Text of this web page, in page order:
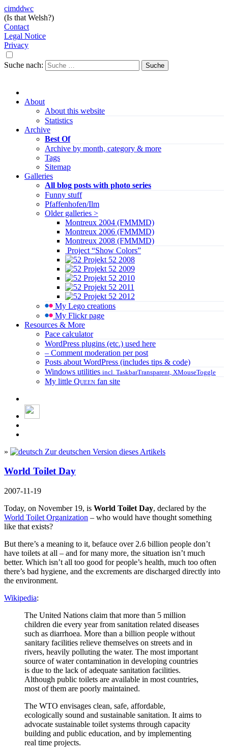
cimddwc
(Is that Welsh?)
Contact
Legal Notice
Privacy
Suche nach:
About
About this website
Statistics
Archive
Best Of
Archive by month, category & more
Tags
Sitemap
Galleries
All blog posts with photo series
Funny stuff
Pfaffenhofen/Ilm
Older galleries >
Montreux 2004 (FMMMD)
Montreux 2006 (FMMMD)
Montreux 2008 (FMMMD)
Project “Show Colors”
Projekt 52 2008
Projekt 52 2009
Projekt 52 2010
Projekt 52 2011
Projekt 52 2012
My Lego creations
My Flickr page
Resources & More
Pace calculator
WordPress plugins (etc.) used here
– Comment moderation per post
Posts about WordPress (includes tips & code)
Windows utilities incl. TaskbarTransparent, XMouseToggle
My little Queen fan site
» Zur deutschen Version dieses Artikels
World Toilet Day
2007-11-19
Today, on November 19, is World Toilet Day, declared by the
World Toilet Organization – who would have thought something
like that exists?
But there’s a meaning to it, befauce over 2.6 billion people don’t
have toilets at all – and for many more, the situation isn’t much
better. Which isn’t all too good for people’s health, much too often
there’s bad hygiene, and the excrements are discharged directly into
the environment.
Wikipedia:
The United Nations claim that more than 5 million
children die every year from sanitation related diseases
such as diarrhoea. More than a billion people without
sanitary facilities relieve themselves on streets and in
rivers, heavily polluting the water. The most important
source of water contamination in developing countries
is due to the lack of adequate sanitation facilities.
Although public toilets are available in most countries,
most of them are poorly maintained.
The WTO envisages clean, safe, affordable,
ecologically sound and sustainable sanitation. It aims to
advocate sustainable toilet systems through capacity
building and public education, and by implementing
real time projects.